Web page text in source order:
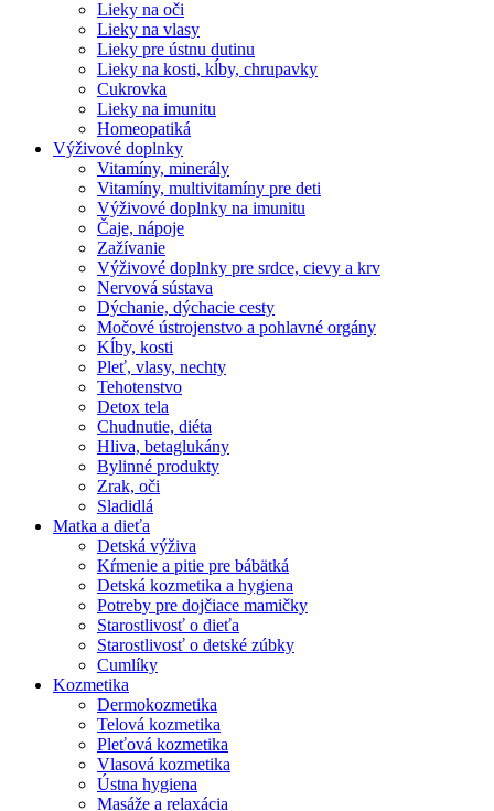
Lieky na oči
Lieky na vlasy
Lieky pre ústnu dutinu
Lieky na kosti, kĺby, chrupavky
Cukrovka
Lieky na imunitu
Homeopatiká
Výživové doplnky
Vitamíny, minerály
Vitamíny, multivitamíny pre deti
Výživové doplnky na imunitu
Čaje, nápoje
Zažívanie
Výživové doplnky pre srdce, cievy a krv
Nervová sústava
Dýchanie, dýchacie cesty
Močové ústrojenstvo a pohlavné orgány
Kĺby, kosti
Pleť, vlasy, nechty
Tehotenstvo
Detox tela
Chudnutie, diéta
Hliva, betaglukány
Bylinné produkty
Zrak, oči
Sladidlá
Matka a dieťa
Detská výživa
Kŕmenie a pitie pre bábätká
Detská kozmetika a hygiena
Potreby pre dojčiace mamičky
Starostlivosť o dieťa
Starostlivosť o detské zúbky
Cumlíky
Kozmetika
Dermokozmetika
Telová kozmetika
Pleťová kozmetika
Vlasová kozmetika
Ústna hygiena
Masáže a relaxácia